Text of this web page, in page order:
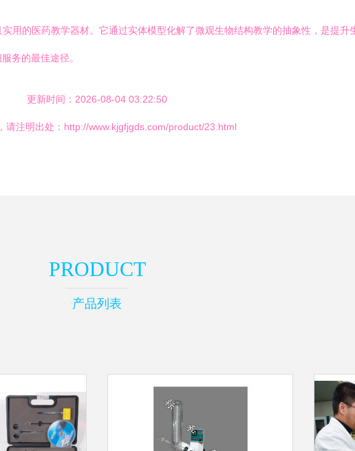
用的医药教学器材。它通过实体模型化解了微观生物结构教学的抽象性，是提
务的最佳途径。
更新时间：2026-08-04 03:22:50
请注明出处：http://www.kjgfjgds.com/product/23.html
PRODUCT
产品列表